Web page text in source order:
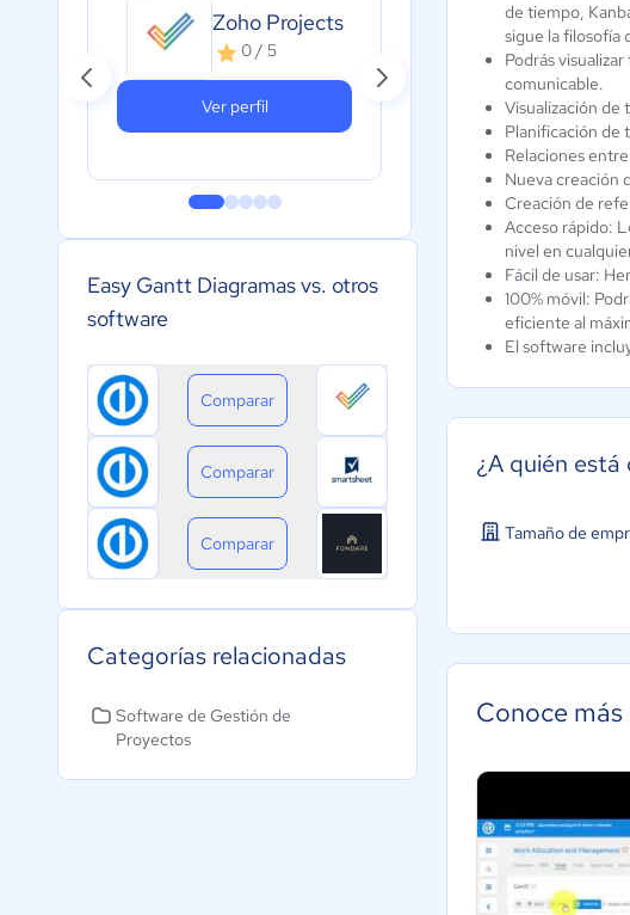
Zoho Projects
0 / 5
Ver perfil
Smartsheet
3.9 / 5
Easy Gantt Diagramas vs. otros
software
Comparar
Comparar
Comparar
Categorías relacionadas
Software de Gestión de
Proyectos
de tiempo,
sigue la filosofía
Podrás
comunicable.
Visualización de
Planificación de
Relaciones
Nueva creación
Creación de
Acceso rápido:
nivel en
Fácil de usar:
100% móvil:
eficiente al
El software
¿A quién
Tamaño de
Conoce